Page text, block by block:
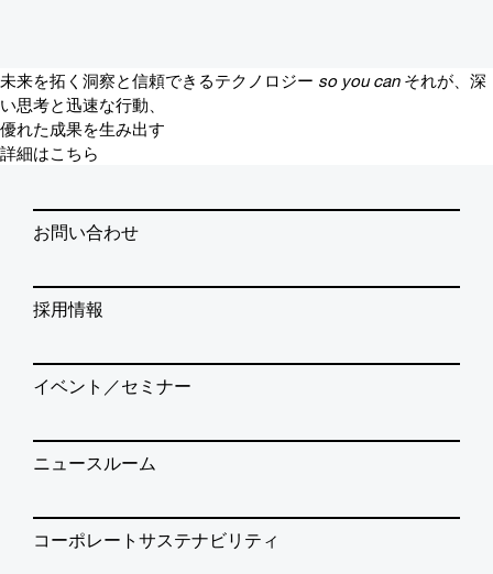
未来を拓く洞察と信頼できるテクノロジー so you can それが、深
い思考と迅速な行動、
優れた成果を生み出す
詳細はこちら
お問い合わせ
採用情報
イベント／セミナー
ニュースルーム
コーポレートサステナビリティ